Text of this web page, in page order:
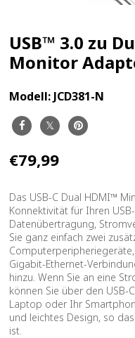
USB™ 3.0 zu
Monitor
Modell: JCD381-N
€79,99
Das USB-C Dual HDMI™
Konnektivität für Ihren
Datenübertragung,
Sie ganz einfach zwei
Gigabit-Ethernet-
hinzu. Wenn Sie an eine
können Sie über den
Laptop oder Ihr
und leichtes Design, so
ist.